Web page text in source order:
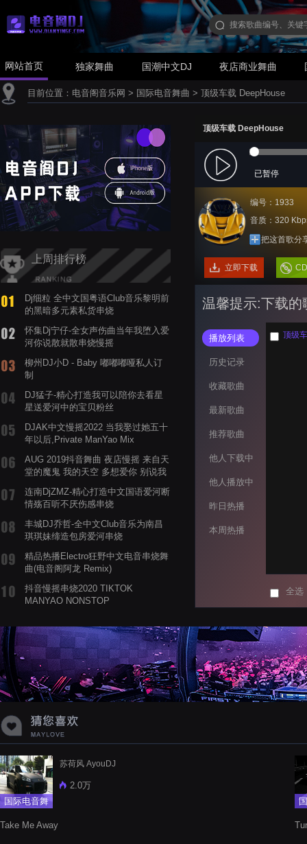
网站首页 独家舞曲 国潮中文DJ 夜店商业舞曲
目前位置： 电音阁音乐网 > 国际电音舞曲 > 顶级车载 DeepHouse
上周排行榜
Dj细粒 全中文国粤语Club音乐黎明前
的黑暗多元素私货串烧
怀集Dj宁仔-全女声伤曲当年我堕入爱
河你说散就散串烧慢摇
柳州DJ小D - Baby 嘟嘟嘟哑私人订
制
DJ猛子-精心打造我可以陪你去看星
星送爱河中的宝贝粉丝
DJAK中文慢摇2022 当我娶过她五十
年以后,Private ManYao Mix
AUG 2019抖音舞曲 夜店慢摇 来自天
堂的魔鬼 我的天空 多想爱你 别说我
连南DjZMZ-精心打造中文国语爱河断
情殇百听不厌伤感串烧
丰城DJ乔哲-全中文Club音乐为南昌
琪琪妹缔造包房爱河串烧
精品热播Electro狂野中文电音串烧舞
曲(电音阁阿龙 Remix)
抖音慢摇串烧2020 TIKTOK
MANYAO NONSTOP
蝉爸爸妈妈爱存在夏天的风是想你的
声音啊
顶级车载 DeepHouse
已暂停
编号：1933
音质：320
把这首歌分
立即下载
温馨提示:下载的
播放列表
历史记录
收藏歌曲
最新歌曲
推荐歌曲
他人下载中
他人播放中
昨日热播
本周热播
顶级
全选
国际电音舞
苏荷风 AyouDJ
2.0万
Take Me Away